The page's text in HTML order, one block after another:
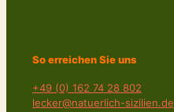
So erreichen Sie uns
+49 (0) 162 74 28 802
lecker@natuerlich-sizilien.de